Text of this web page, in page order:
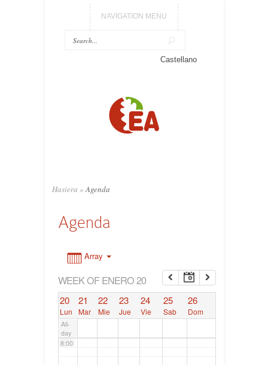
NAVIGATION MENU
Castellano
Hasiera » Agenda
Agenda
Array
WEEK OF ENERO 20
20
Lun
21
Mar
22
Mie
23
Jue
24
Vie
25
Sab
26
Dom
All-
day
7:00
8:00